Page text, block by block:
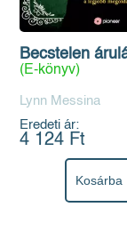
Becstelen
(E-könyv)
Lynn Messina
Eredeti ár:
4 124 Ft
Kosárba